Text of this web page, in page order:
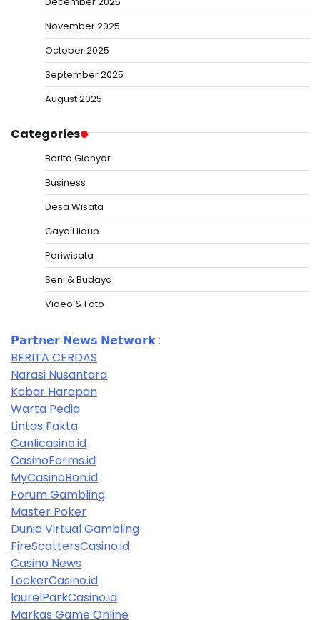
November 2025
October 2025
September 2025
August 2025
Categories
Berita Gianyar
Business
Desa Wisata
Gaya Hidup
Pariwisata
Seni & Budaya
Video & Foto
𝗣𝗮𝗿𝘁𝗻𝗲𝗿 𝗡𝗲𝘄𝘀 𝗡𝗲𝘁𝘄𝗼𝗿𝗸 :
BERITA CERDAS
Narasi Nusantara
Kabar Harapan
Warta Pedia
Lintas Fakta
Canlicasino.id
CasinoForms.id
MyCasinoBon.id
Forum Gambling
Master Poker
Dunia Virtual Gambling
FireScattersCasino.id
Casino News
LockerCasino.id
laurelParkCasino.id
Markas Game Online